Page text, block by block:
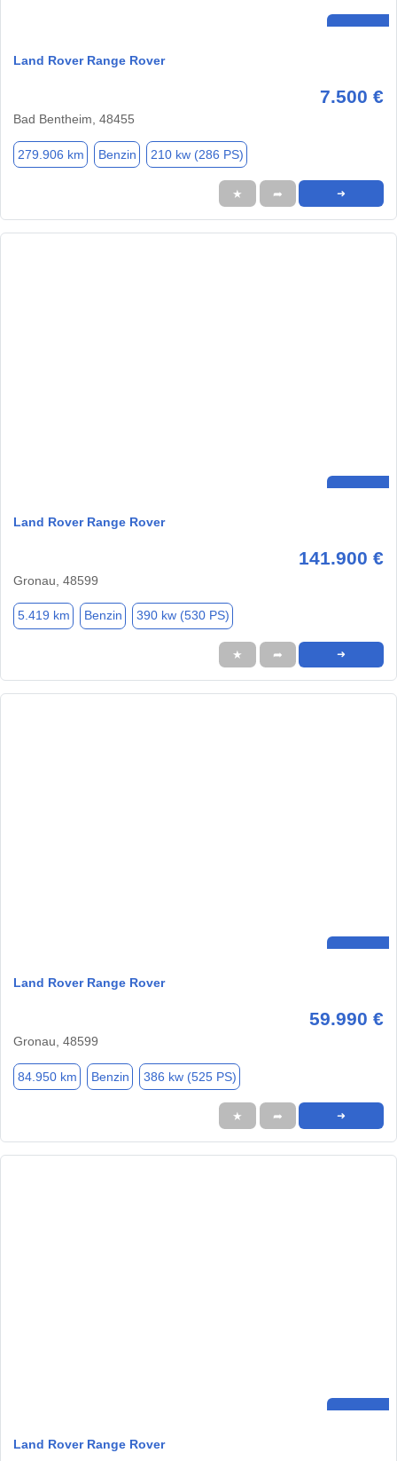
Land Rover Range Rover
7.500 €
Bad Bentheim, 48455
279.906 km Benzin 210 kw (286 PS)
★ ➦ ➜
Land Rover Range Rover
141.900 €
Gronau, 48599
5.419 km Benzin 390 kw (530 PS)
★ ➦ ➜
Land Rover Range Rover
59.990 €
Gronau, 48599
84.950 km Benzin 386 kw (525 PS)
★ ➦ ➜
Land Rover Range Rover